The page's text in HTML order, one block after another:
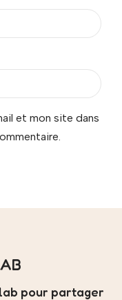
et mon site dans
pour partager